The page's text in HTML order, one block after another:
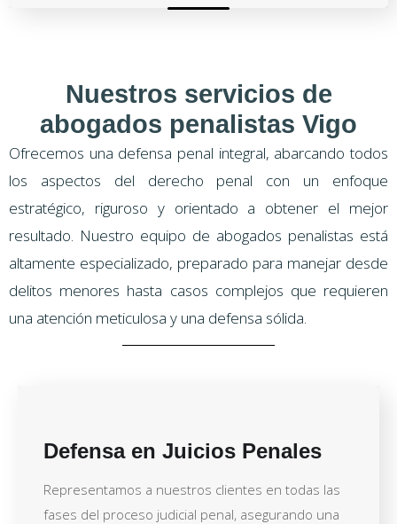
Nuestros servicios de
abogados penalistas Vigo
Ofrecemos una defensa penal integral, abarcando todos
los aspectos del derecho penal con un enfoque
estratégico, riguroso y orientado a obtener el mejor
resultado. Nuestro equipo de abogados penalistas está
altamente especializado, preparado para manejar desde
delitos menores hasta casos complejos que requieren
una atención meticulosa y una defensa sólida.
Defensa en Juicios Penales
Representamos a nuestros clientes en todas las
fases del proceso judicial penal, asegurando una